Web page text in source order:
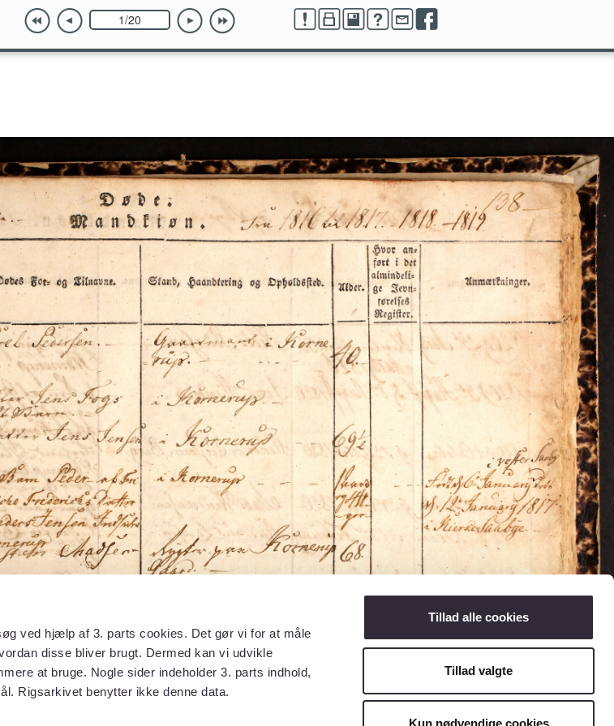
ved hjælp af 3. parts cookies. Det gør vi for at måle
disse bliver brugt. Dermed kan vi udvikle
at bruge. Nogle sider indeholder 3. parts indhold,
Rigsarkivet benytter ikke denne data.
Tillad alle cookies
Tillad valgte
Kun nødvendige cookies